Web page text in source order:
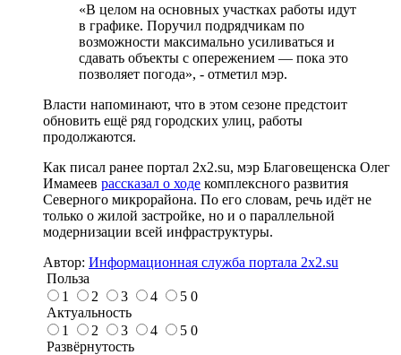
«В целом на основных участках работы идут
в графике. Поручил подрядчикам по
возможности максимально усиливаться и
сдавать объекты с опережением — пока это
позволяет погода», - отметил мэр.
Власти напоминают, что в этом сезоне предстоит
обновить ещё ряд городских улиц, работы
продолжаются.
Как писал ранее портал 2х2.su, мэр Благовещенска Олег
Имамеев рассказал о ходе комплексного развития
Северного микрорайона. По его словам, речь идёт не
только о жилой застройке, но и о параллельной
модернизации всей инфраструктуры.
Автор: Информационная служба портала 2x2.su
Польза
1
2 3 4 5 0
Актуальность
1
2 3 4 5 0
Развёрнутость